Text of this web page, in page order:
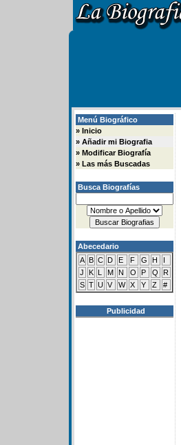
Menú Biográfico
» Inicio
» Añadir mi Biografia
» Modificar Biografía
» Las más Buscadas
Busca Biografías
Abecedario
A B C D E F G H
I
J
K L M N O P Q
R
S T U V W X Y Z #
Publicidad